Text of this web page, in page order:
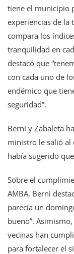
tiene el municipio
experiencias de la
compara los
tranquilidad en
destacó que
con cada uno de
endémico que
seguridad”.
Berni y Zabaleta
ministro le salió al
había sugerido
Sobre el
AMBA, Berni
parecía un
bueno”.
vecinas han
para fortalecer el